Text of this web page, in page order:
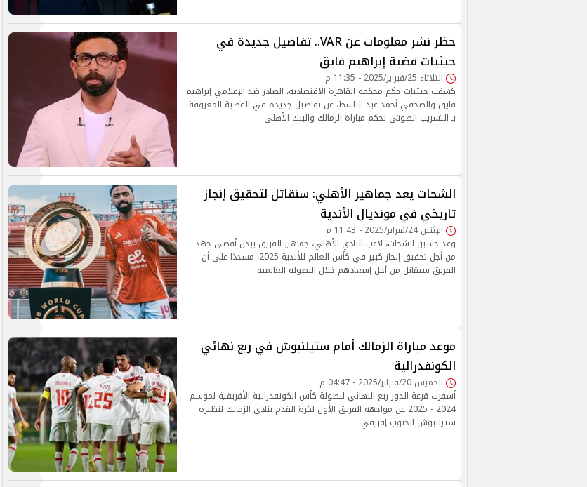
حظر نشر معلومات عن VAR.. تفاصيل جديدة في
حيثيات قضية إبراهيم فايق
الثلاثاء 25/فبراير/2025 - 11:35 م
كشفت حيثيات حكم محكمة القاهرة الاقتصادية، الصادر ضد الإعلامي إبراهيم
فايق والصحفي أحمد عبد الباسط، عن تفاصيل جديدة في القضية المعروفة
بـ التسريب الصوتي لحكم مباراة الزمالك والبنك الأهلي.
الشحات يعد جماهير الأهلي: سنقاتل لتحقيق إنجاز
تاريخي في مونديال الأندية
الإثنين 24/فبراير/2025 - 11:43 م
وعد حسين الشحات، لاعب النادي الأهلي، جماهير الفريق ببذل أقصى جهد
من أجل تحقيق إنجاز كبير في كأس العالم للأندية 2025، مشددًا على أن
الفريق سيقاتل من أجل إسعادهم خلال البطولة العالمية.
موعد مباراة الزمالك أمام ستيلنبوش في ربع نهائي
الكونفدرالية
الخميس 20/فبراير/2025 - 04:47 م
أسفرت قرعة الدور ربع النهائي لبطولة كأس الكونفدرالية الأفريقية لموسم
2024 - 2025 عن مواجهة الفريق الأول لكرة القدم بنادي الزمالك لنظيره
ستيلنبوش الجنوب إفريقي.